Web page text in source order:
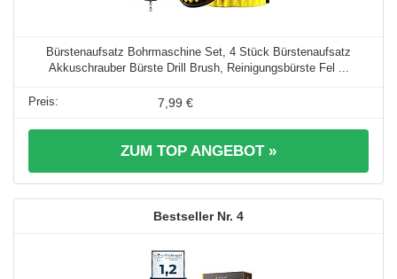
Bürstenaufsatz Bohrmaschine Set, 4 Stück Bürstenaufsatz
Akkuschrauber Bürste Drill Brush, Reinigungsbürste Fel ...
7,99 €
ZUM TOP ANGEBOT »
4